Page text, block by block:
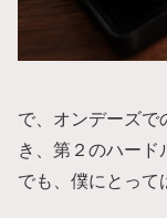
で、オンデーズで
き、第２のハード
でも、僕にとって